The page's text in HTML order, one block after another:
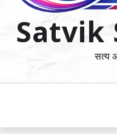
Satvik
सत्य